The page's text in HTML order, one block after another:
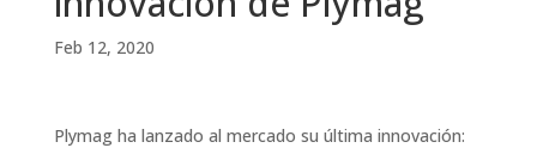
Feb 12, 2020
Plymag ha lanzado al mercado su última innovación: